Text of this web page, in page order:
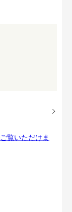
覧いただけま